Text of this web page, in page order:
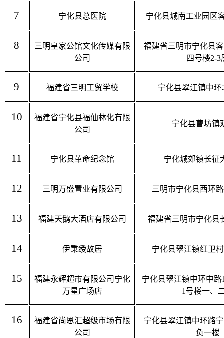
7 宁化县总医院 宁化县城南工业园区
8
三明皇家公馆文化传媒有限
公司
福建省三明市宁化县
四号楼2-3
9 福建省三明工贸学校 宁化县翠江镇中环
10
福建省宁化县福仙林化有限
公司
宁化县曹坊镇
11 宁化县革命纪念馆 宁化城郊镇长征
12 三明万盛置业有限公司 三明市宁化县西环
13 福建天鹅大酒店有限公司 福建省三明市宁化县
14 伊秉绶故居 宁化县翠江镇红卫
15
福建永辉超市有限公司宁化
万星广场店
宁化县翠江镇中环中路
1 号楼一、
16
福建省尚恩汇超级市场有限
公司
宁化县翠江镇中环路
负一楼